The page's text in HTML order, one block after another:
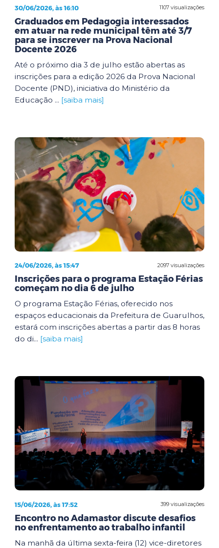
1107 visualizações
30/06/2026, às 16:10
Graduados em Pedagogia interessados
em atuar na rede municipal têm até 3/7
para se inscrever na Prova Nacional
Docente 2026
Até o próximo dia 3 de julho estão abertas as
inscrições para a edição 2026 da Prova Nacional
Docente (PND), iniciativa do Ministério da
Educação ... [saiba mais]
2097 visualizações
24/06/2026, às 15:47
Inscrições para o programa Estação Férias
começam no dia 6 de julho
O programa Estação Férias, oferecido nos
espaços educacionais da Prefeitura de Guarulhos,
estará com inscrições abertas a partir das 8 horas
do di... [saiba mais]
399 visualizações
15/06/2026, às 17:52
Encontro no Adamastor discute desafios
no enfrentamento ao trabalho infantil
Na manhã da última sexta-feira (12) vice-diretores